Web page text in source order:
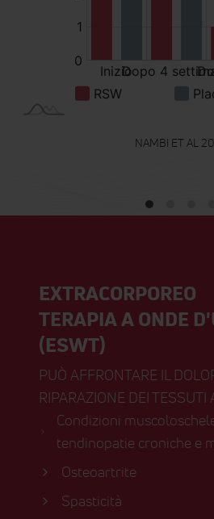
NAMBI ET AL
EXTRACORPOREO
TERAPIA A ONDE
(ESWT)
PUÒ AFFRONTARE IL
RIPARAZIONE DEI TESSUTI
Condizioni
tendinopatie croniche e
Osteoartrite
Spasticità